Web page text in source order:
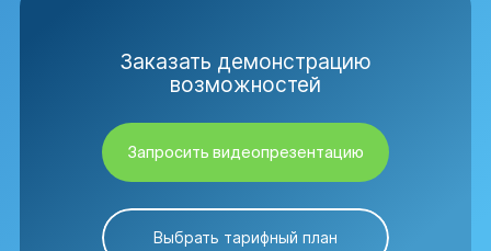
Заказать демонстрацию
возможностей
Запросить видеопрезентацию
Выбрать тарифный план